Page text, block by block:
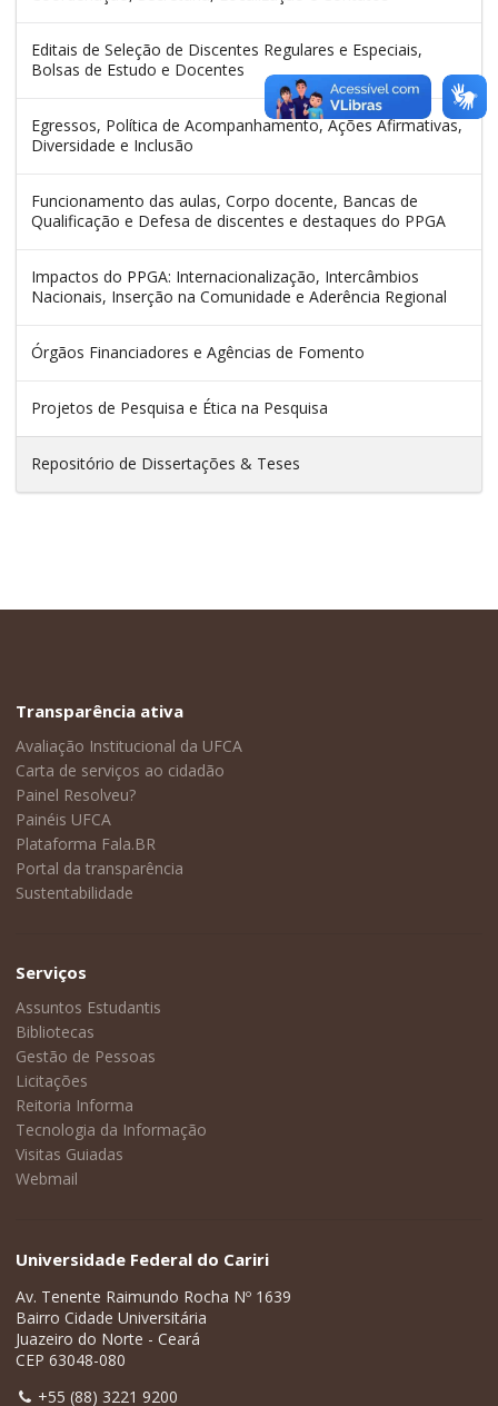
Editais de Seleção de Discentes Regulares e Especiais,
Bolsas de Estudo e Docentes
Egressos, Política de Acompanhamento, Ações Afirmativas,
Diversidade e Inclusão
Funcionamento das aulas, Corpo docente, Bancas de
Qualificação e Defesa de discentes e destaques do PPGA
Impactos do PPGA: Internacionalização, Intercâmbios
Nacionais, Inserção na Comunidade e Aderência Regional
Órgãos Financiadores e Agências de Fomento
Projetos de Pesquisa e Ética na Pesquisa
Repositório de Dissertações & Teses
Transparência ativa
Avaliação Institucional da UFCA
Carta de serviços ao cidadão
Painel Resolveu?
Painéis UFCA
Plataforma Fala.BR
Portal da transparência
Sustentabilidade
Serviços
Assuntos Estudantis
Bibliotecas
Gestão de Pessoas
Licitações
Reitoria Informa
Tecnologia da Informação
Visitas Guiadas
Webmail
Universidade Federal do Cariri
Av. Tenente Raimundo Rocha Nº 1639
Bairro Cidade Universitária
Juazeiro do Norte - Ceará
CEP 63048-080
+55 (88) 3221 9200